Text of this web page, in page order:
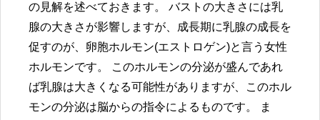
の見解を述べておきます。 バストの大きさには乳
腺の大きさが影響しますが、成長期に乳腺の成長を
促すのが、卵胞ホルモン(エストロゲン)と言う女性
ホルモンです。 このホルモンの分泌が盛んであれ
ば乳腺は大きくなる可能性がありますが、このホル
モンの分泌は脳からの指令によるものです。 ま